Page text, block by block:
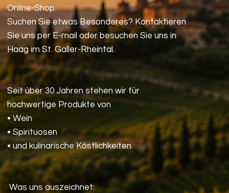
Online-Shop.
Suchen Sie etwas Besonderes? Kontaktieren
Sie uns per E-mail oder besuchen Sie uns in
Haag im St. Galler-Rheintal.
Seit über 30 Jahren stehen wir für
hochwertige Produkte von
• Wein
• Spirituosen
• und kulinarische Köstlichkeiten
Was uns auszeichnet: